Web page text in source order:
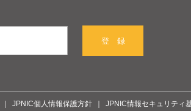
登 録
JPNIC個人情報保護方針 JPNIC情報セキュリティ